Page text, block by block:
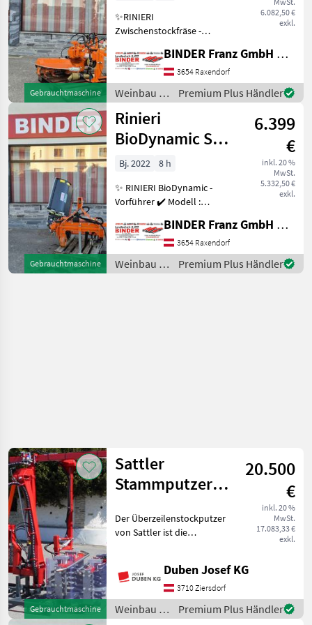
Gebrauchtmaschine
6.082,50 €
exkl.
✨RINIERI
Zwischenstockfräse -
130/55 ✔️ in serienmäßiger
Ausführung ✔️
Vollautomat.
Zwischenstockfräse ✔️
Vorführgerät neuwertig nur
ca
BINDER Franz GmbH & CoKG
3654 Raxendorf
Weinbau /
Rinieri
Premium Plus Händler
Gebrauchtmaschine
Rinieri
BioDynamic SRL
Fadenmäher
6.399
€
inkl. 20 %
MwSt.
5.332,50 €
exkl.
Bj. 2022
8 h
✨ RINIERI BioDynamic -
Vorführer ✔️ Modell :
serienmäßiger Ausführung
✔️ BioDynamic Geräteträger
mit ✔️ montiertem RINIERI
Fadenmähge
BINDER Franz GmbH & CoKG
3654 Raxendorf
Weinbau /
Rinieri
Premium Plus Händler
Gebrauchtmaschine
Sattler
Stammputzer
20.500
€
inkl. 20 %
MwSt.
17.083,33 €
exkl.
Der Überzeilenstockputzer
von Sattler ist die
und sicher von Austrieben
zu befreien. Der
Stockputzer gleitet den B
Duben Josef KG
3710 Ziersdorf
Weinbau /
Premium Plus Händler